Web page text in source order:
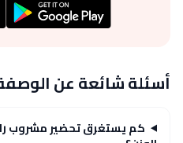
أسئلة شائعة عن
كم يستغرق تحضير مشروب